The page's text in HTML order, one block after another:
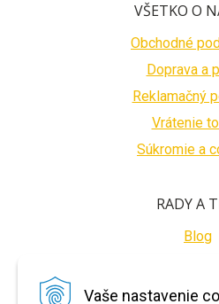
Vaše nastavenie
VŠETKO O
Obchodné
Doprava a
Reklamačný
Vrátenie
Súkromie a
RADY A
Blog
BEZPEČNÉ